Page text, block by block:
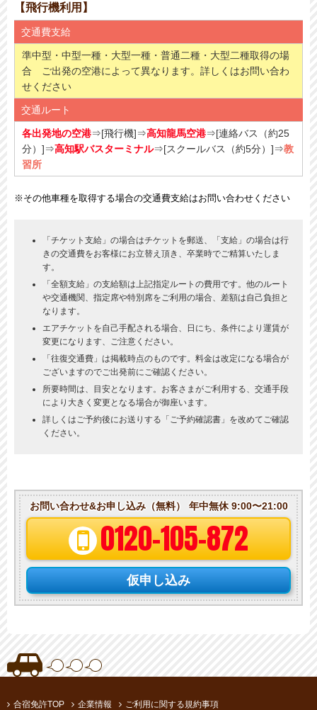
【飛行機利用】
交通費支給
準中型・中型一種・大型一種・普通二種・大型二種取得の場
合 ご出発の空港によって異なります。詳しくはお問い合わ
せください
交通ルート
各出発地の空港⇒[飛行機]⇒高知龍馬空港⇒[連絡バス（約25
分）]⇒高知駅バスターミナル⇒[スクールバス（約5分）]⇒教
習所
※その他車種を取得する場合の交通費支給はお問い合わせください
「チケット支給」の場合はチケットを郵送、「支給」の場合は行
きの交通費をお客様にお立替え頂き、卒業時でご精算いたしま
す。
「全額支給」の支給額は上記指定ルートの費用です。他のルート
や交通機関、指定席や特別席をご利用の場合、差額は自己負担と
なります。
エアチケットを自己手配される場合、日にち、条件により運賃が
変更になります、ご注意ください。
「往復交通費」は掲載時点のものです。料金は改定になる場合が
ございますのでご出発前にご確認ください。
所要時間は、目安となります。お客さまがご利用する、交通手段
により大きく変更となる場合が御座います。
詳しくはご予約後にお送りする「ご予約確認書」を改めてご確認
ください。
お問い合わせ&お申し込み（無料） 年中無休 9:00〜21:00
0120-105-872
仮申し込み
合宿免許TOP 企業情報 ご利用に関する規約事項